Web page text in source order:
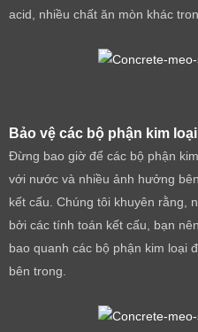
acid, nhiều chất ăn mòn khác
Bảo vệ các bộ phận kim loại
Đừng bao giờ để các bộ phận
với nước và nhiều ảnh hưởng
kết cấu. Chúng tôi khuyên rằng,
bởi các tính toán kết cấu, bạn
bao quanh các bộ phận kim loại
bên trong.